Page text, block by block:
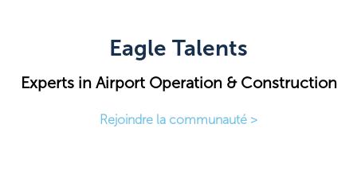
Eagle Talents
Experts in Airport Operation & Construction
Rejoindre la communauté >